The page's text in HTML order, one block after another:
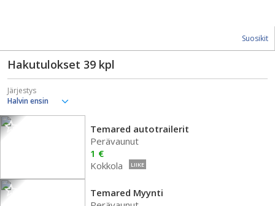
Suosikit
Hakutulokset 39 kpl
Järjestys
Temared autotrailerit
Perävaunut
1 €
Kokkola
LIIKE
Temared Myynti